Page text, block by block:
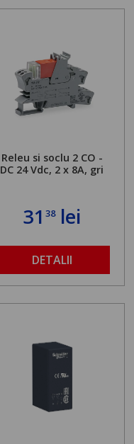
Releu si soclu 2 CO -
DC 24 Vdc, 2 x 8A, gri
3138lei
DETALII